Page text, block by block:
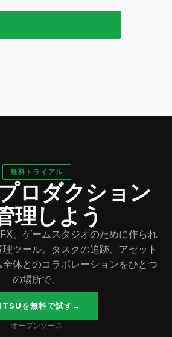
無料トライアル
ロダクション
理しよう
、ゲームスタジオのために作られ
ツール。タスクの追跡、アセット
体とのコラボレーションをひとつ
の場所で。
を無料で試す→
オープンソース